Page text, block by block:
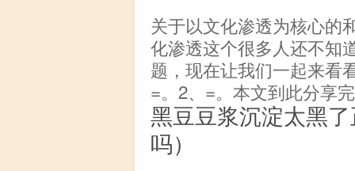
关于以文化渗透为核心的
化渗透这个很多人还不知
题，现在让我们一起来看
=。2、=。本文到此分享
黑豆豆浆沉淀太黑
吗）